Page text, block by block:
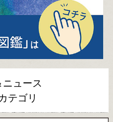
ュース
テゴリ